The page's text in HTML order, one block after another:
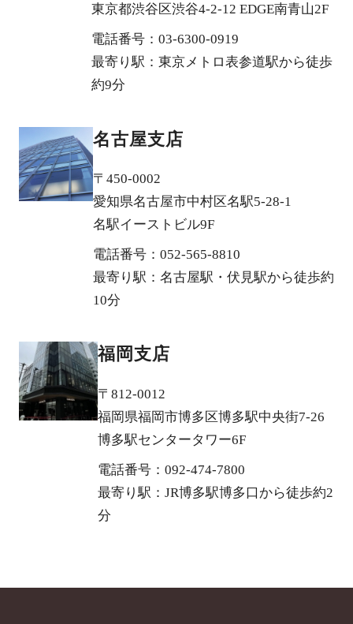
東京都渋谷区渋谷4-2-12 EDGE南青山2F
電話番号：03-6300-0919
最寄り駅：東京メトロ表参道駅から徒歩
約9分
名古屋支店
〒450-0002
愛知県名古屋市中村区名駅5-28-1
名駅イーストビル9F
電話番号：052-565-8810
最寄り駅：名古屋駅・伏見駅から徒歩約
10分
福岡支店
〒812-0012
福岡県福岡市博多区博多駅中央街7-26
博多駅センタータワー6F
電話番号：092-474-7800
最寄り駅：JR博多駅博多口から徒歩約2
分